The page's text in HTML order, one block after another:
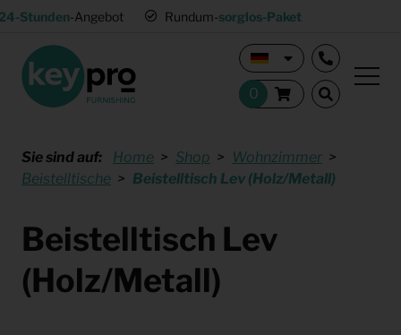
Stunden-Angebot Rundum-sorglos-Paket
Sie sind auf: Home Shop
Wohnzimmer
Beistelltische
Beistelltisch Lev (Holz/Metall)
Beistelltisch Lev
(Holz/Metall)